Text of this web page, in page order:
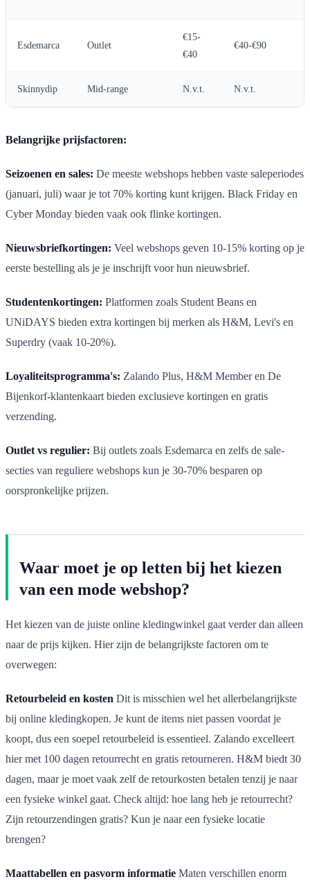
Esdemarca Outlet
€15-
€40
€40-€90
Skinnydip Mid-range N.v.t. N.v.t.
Belangrijke prijsfactoren:
Seizoenen en sales: De meeste webshops hebben vaste saleperiodes
(januari, juli) waar je tot 70% korting kunt krijgen. Black Friday en
Cyber Monday bieden vaak ook flinke kortingen.
Nieuwsbriefkortingen: Veel webshops geven 10-15% korting op je
eerste bestelling als je je inschrijft voor hun nieuwsbrief.
Studentenkortingen: Platformen zoals Student Beans en
UNiDAYS bieden extra kortingen bij merken als H&M, Levi's en
Superdry (vaak 10-20%).
Loyaliteitsprogramma's: Zalando Plus, H&M Member en De
Bijenkorf-klantenkaart bieden exclusieve kortingen en gratis
verzending.
Outlet vs regulier: Bij outlets zoals Esdemarca en zelfs de sale-
secties van reguliere webshops kun je 30-70% besparen op
oorspronkelijke prijzen.
Waar moet je op letten bij het kiezen
van een mode webshop?
Het kiezen van de juiste online kledingwinkel gaat verder dan alleen
naar de prijs kijken. Hier zijn de belangrijkste factoren om te
overwegen:
Retourbeleid en kosten Dit is misschien wel het allerbelangrijkste
bij online kledingkopen. Je kunt de items niet passen voordat je
koopt, dus een soepel retourbeleid is essentieel. Zalando excelleert
hier met 100 dagen retourrecht en gratis retourneren. H&M biedt 30
dagen, maar je moet vaak zelf de retourkosten betalen tenzij je naar
een fysieke winkel gaat. Check altijd: hoe lang heb je retourrecht?
Zijn retourzendingen gratis? Kun je naar een fysieke locatie
brengen?
Maattabellen en pasvorm informatie Maten verschillen enorm